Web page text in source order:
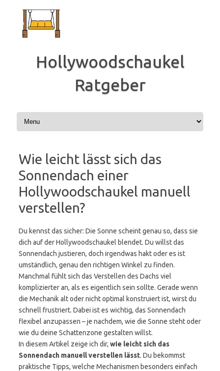
Inhalt
springen
Hollywoodschaukel
Ratgeber
Wie leicht lässt sich das
Sonnendach einer
Hollywoodschaukel manuell
verstellen?
Du kennst das sicher: Die Sonne scheint genau so, dass sie
dich auf der Hollywoodschaukel blendet. Du willst das
Sonnendach justieren, doch irgendwas hakt oder es ist
umständlich, genau den richtigen Winkel zu finden.
Manchmal fühlt sich das Verstellen des Dachs viel
komplizierter an, als es eigentlich sein sollte. Gerade wenn
die Mechanik alt oder nicht optimal konstruiert ist, wirst du
schnell frustriert. Dabei ist es wichtig, das Sonnendach
flexibel anzupassen – je nachdem, wie die Sonne steht oder
wie du deine Schattenzone gestalten willst.
In diesem Artikel zeige ich dir, wie leicht sich das
Sonnendach manuell verstellen lässt. Du bekommst
praktische Tipps, welche Mechanismen besonders einfach